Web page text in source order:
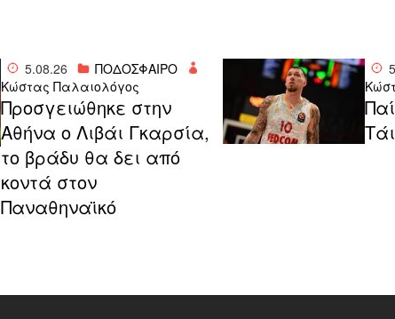
5.08.26
ΠΟΔΟΣΦΑΙΡΟ
Κώστας Παλαιολόγος
Προσγειώθηκε στην
Αθήνα ο Λιβάι Γκαρσία,
το βράδυ θα δει από
κοντά στον
Παναθηναϊκό